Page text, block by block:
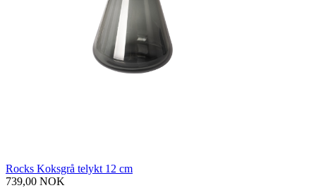
Rocks Koksgrå telykt 12 cm
739,00 NOK